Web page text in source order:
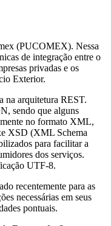
(PUCOMEX). Nessa
de integração entre o
privadas e os
Exterior.
na arquitetura REST.
sendo que alguns
no formato XML,
XSD (XML Schema
para facilitar a
dos serviços.
UTF-8.
recentemente para as
necessárias em seus
pontuais.